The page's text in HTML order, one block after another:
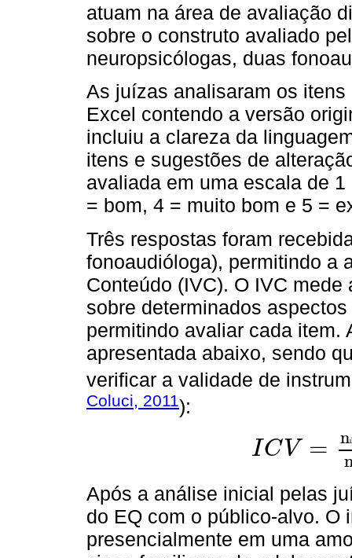
atuam na área de avaliação
sobre o construto avaliado
neuropsicólogas, duas
As juízas analisaram os
Excel contendo a versão
incluiu a clareza da
itens e sugestões de
avaliada em uma escala de
= bom, 4 = muito bom e 5 =
Três respostas foram
fonoaudióloga), permitindo a
Conteúdo (IVC). O IVC
sobre determinados
permitindo avaliar cada item.
apresentada abaixo, sendo
verificar a validade de
Coluci, 2011):
ICV = n
Após a análise inicial pelas
do EQ com o público-alvo. O
presencialmente em uma